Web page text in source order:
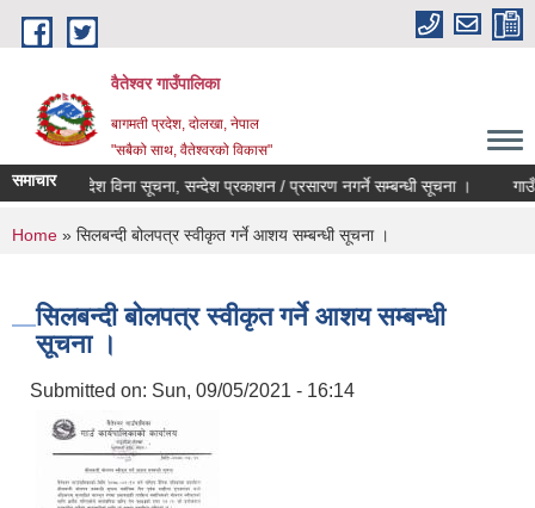
Skip to main content
वैतेश्वर गाउँपालिका
बागमती प्रदेश, दाेलखा, नेपाल
"सबैको साथ, वैतेश्वरको विकास"
समाचार
र कार्यादेश विना सूचना, सन्देश प्रकाशन / प्रसारण नगर्ने सम्बन्धी सूचना । गाउँ
You are here
Home » सिलबन्दी बोलपत्र स्वीकृत गर्ने आशय सम्बन्धी सूचना ।
सिलबन्दी बोलपत्र स्वीकृत गर्ने आशय सम्बन्धी
सूचना ।
Submitted on: Sun, 09/05/2021 - 16:14